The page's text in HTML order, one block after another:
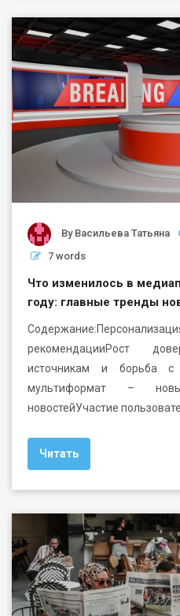
By Васильева Татьяна
7 words
Что изменилось в
году: главные тренды
рекомендацииРост
источникам и борьба с
мультиформат –
новостейУчастие
Читать